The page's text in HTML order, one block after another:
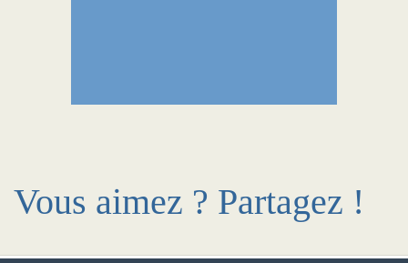
Vous aimez ? Partagez !